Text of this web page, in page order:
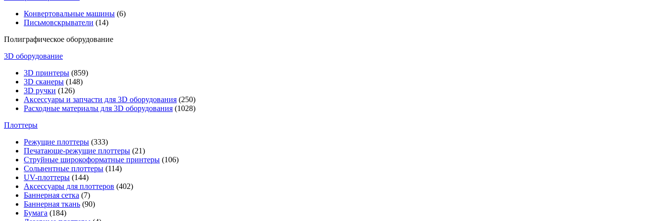
Конвертовальные машины (6)
Письмовскрыватели (14)
Полиграфическое оборудование
3D оборудование
3D принтеры (859)
3D сканеры (148)
3D ручки (126)
Аксессуары и запчасти для 3D оборудования (250)
Расходные материалы для 3D оборудования (1028)
Плоттеры
Режущие плоттеры (333)
Печатающе-режущие плоттеры (21)
Струйные широкоформатные принтеры (106)
Сольвентные плоттеры (114)
UV-плоттеры (144)
Аксессуары для плоттеров (402)
Баннерная сетка (7)
Баннерная ткань (90)
Бумага (184)